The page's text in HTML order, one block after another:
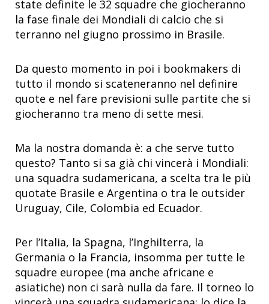
state definite le 32 squadre che giocheranno
la fase finale dei Mondiali di calcio che si
terranno nel giugno prossimo in Brasile.
Da questo momento in poi i bookmakers di
tutto il mondo si scateneranno nel definire
quote e nel fare previsioni sulle partite che si
giocheranno tra meno di sette mesi.
Ma la nostra domanda è: a che serve tutto
questo? Tanto si sa già chi vincerà i Mondiali:
una squadra sudamericana, a scelta tra le più
quotate Brasile e Argentina o tra le outsider
Uruguay, Cile, Colombia ed Ecuador.
Per l’Italia, la Spagna, l’Inghilterra, la
Germania o la Francia, insomma per tutte le
squadre europee (ma anche africane e
asiatiche) non ci sarà nulla da fare. Il torneo lo